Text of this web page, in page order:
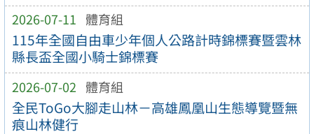
2026-07-11 體育組
115年全國自由車少年個人公路計時錦標賽暨雲林
縣長盃全國小騎士錦標賽
2026-07-02 體育組
全民ToGo大腳走山林－高雄鳳凰山生態導覽暨無
痕山林健行